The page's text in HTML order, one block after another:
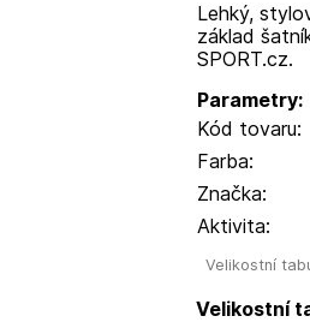
Lehký,
základ
SPORT.cz.
Parametry:
Kód tovaru:
Farba:
Značka:
Aktivita:
Velikostní
Velikostní